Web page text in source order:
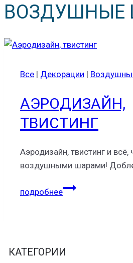
ВОЗДУШНЫЕ
Все | Декорации |
АЭРОДИЗАЙН,
ТВИСТИНГ
Аэродизайн, твистинг и всё,
воздушными шарами!
подробнееАэродизайн,
КАТЕГОРИИ